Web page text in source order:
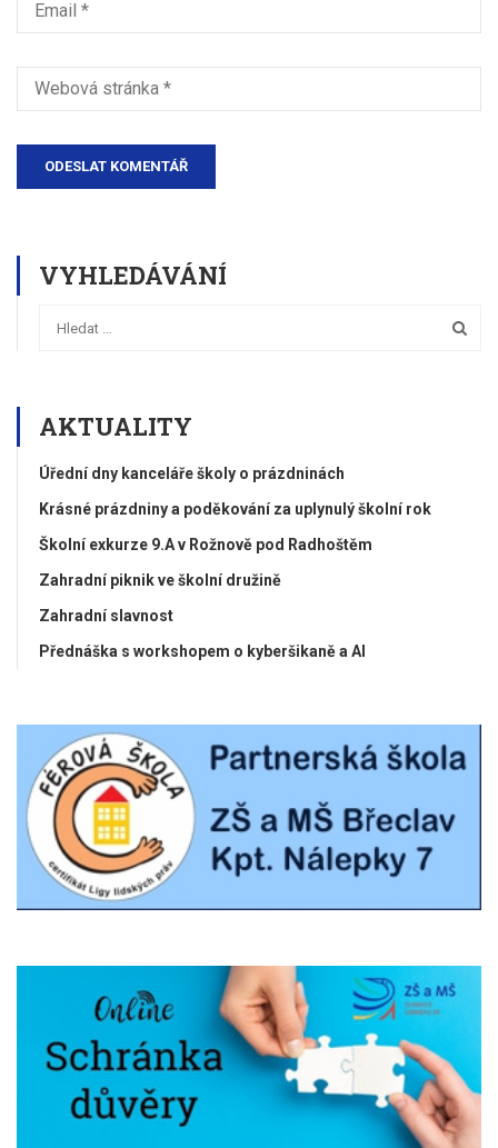
VYHLEDÁVÁNÍ
AKTUALITY
Úřední dny kanceláře školy o prázdninách
Krásné prázdniny a poděkování za uplynulý školní rok
Školní exkurze 9.A v Rožnově pod Radhoštěm
Zahradní piknik ve školní družině
Zahradní slavnost
Přednáška s workshopem o kyberšikaně a AI